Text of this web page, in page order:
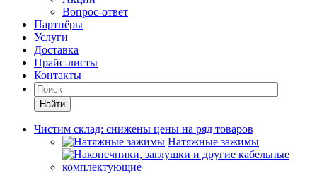
Вопрос-ответ
Партнёры
Услуги
Доставка
Прайс-листы
Контакты
Найти
Чистим склад: снижены цены на ряд товаров
Натяжные зажимы